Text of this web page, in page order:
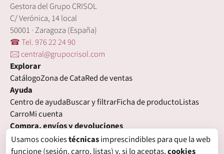
Gestora del Grupo CRISOL
C/ Verónica, 14 local
50001 · Zaragoza (España)
☎ Tel. 976 22 24 90
🖂 central@grupocrisol.com
Explorar
CatálogoZona de CataRed de ventas
Ayuda
Centro de ayudaBuscar y filtrarFicha de productoListas
CarroMi cuenta
Compra, envíos y devoluciones
Condiciones de compraFormas de pagoGastos de envío
Plazos de entregaDevolucionesGarantía
Usamos cookiestécnicasimprescindibles para que la web
funcione (sesión, carro, listas) y, si lo aceptas,cookies